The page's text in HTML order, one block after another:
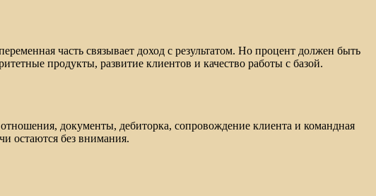
часть связывает доход с результатом. Но процент должен быть
продукты, развитие клиентов и качество работы с базой.
документы, дебиторка, сопровождение клиента и командная
остаются без внимания.